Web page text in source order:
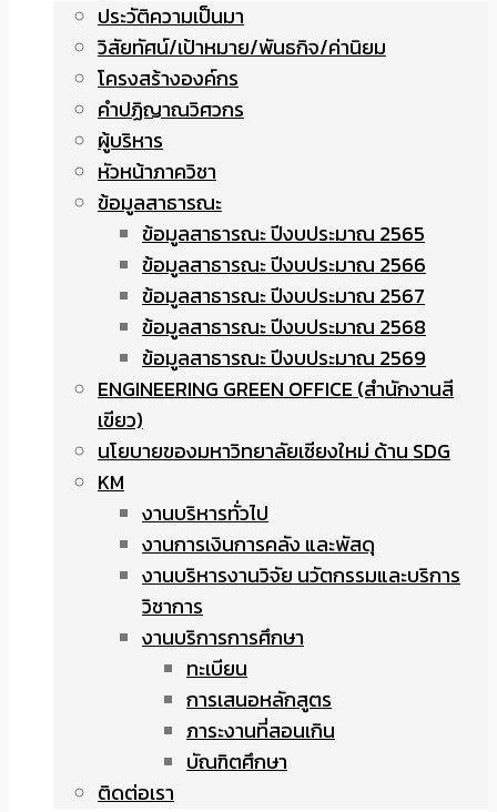
ประวัติความเป็นมา
วิสัยทัศน์/เป้าหมาย/พันธกิจ/ค่านิยม
โครงสร้างองค์กร
คำปฏิญาณวิศวกร
ผู้บริหาร
หัวหน้าภาควิชา
ข้อมูลสาธารณะ
ข้อมูลสาธารณะ ปีงบประมาณ 2565
ข้อมูลสาธารณะ ปีงบประมาณ 2566
ข้อมูลสาธารณะ ปีงบประมาณ 2567
ข้อมูลสาธารณะ ปีงบประมาณ 2568
ข้อมูลสาธารณะ ปีงบประมาณ 2569
ENGINEERING GREEN OFFICE (สำนักงานสี
เขียว)
นโยบายของมหาวิทยาลัยเชียงใหม่ ด้าน SDG
KM
งานบริหารทั่วไป
งานการเงินการคลัง และพัสดุ
งานบริหารงานวิจัย นวัตกรรมและบริการ
วิชาการ
งานบริการการศึกษา
ทะเบียน
การเสนอหลักสูตร
ภาระงานที่สอนเกิน
บัณฑิตศึกษา
ติดต่อเรา